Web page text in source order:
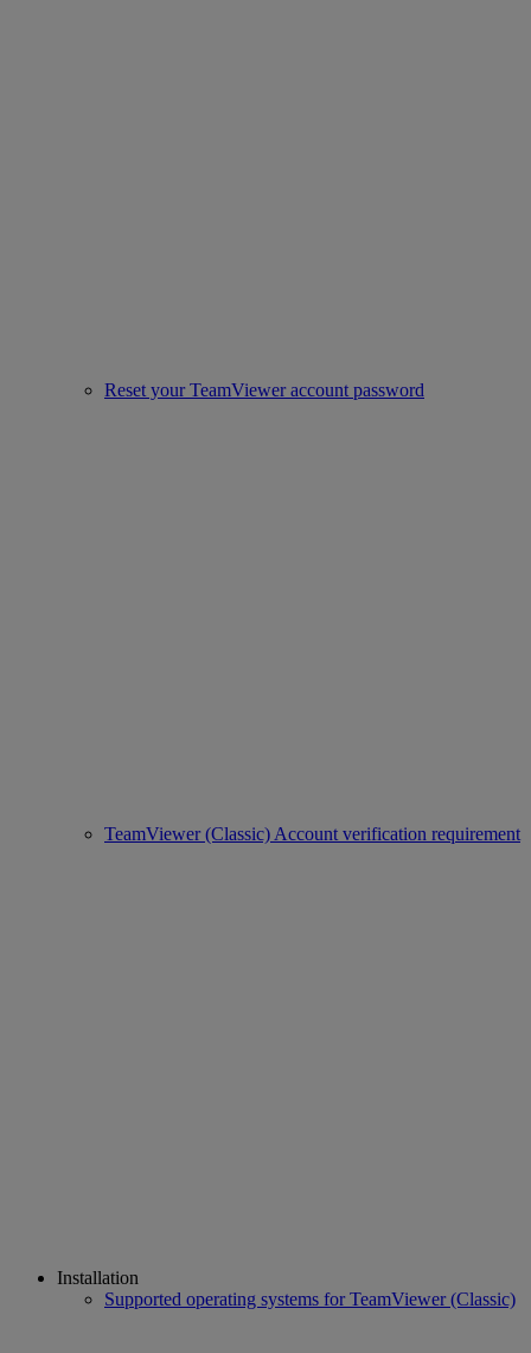
Reset your TeamViewer account password
TeamViewer (Classic) Account verification requirement
Installation
Supported operating systems for TeamViewer (Classic)